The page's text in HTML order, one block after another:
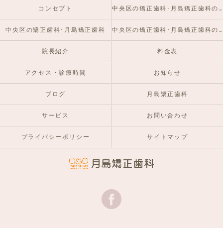
コンセプト 中央区の矯正歯科･月島矯正歯科の口コミ情報
中央区の矯正歯科･月島矯正歯科 中央区の矯正歯科･月島矯正歯科のお客様の声
院長紹介 料金表
アクセス・診療時間 お知らせ
ブログ 月島矯正歯科
サービス お問い合わせ
プライバシーポリシー サイトマップ